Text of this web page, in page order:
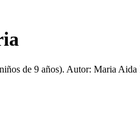
niños de 9 años). Autor: Maria Aida